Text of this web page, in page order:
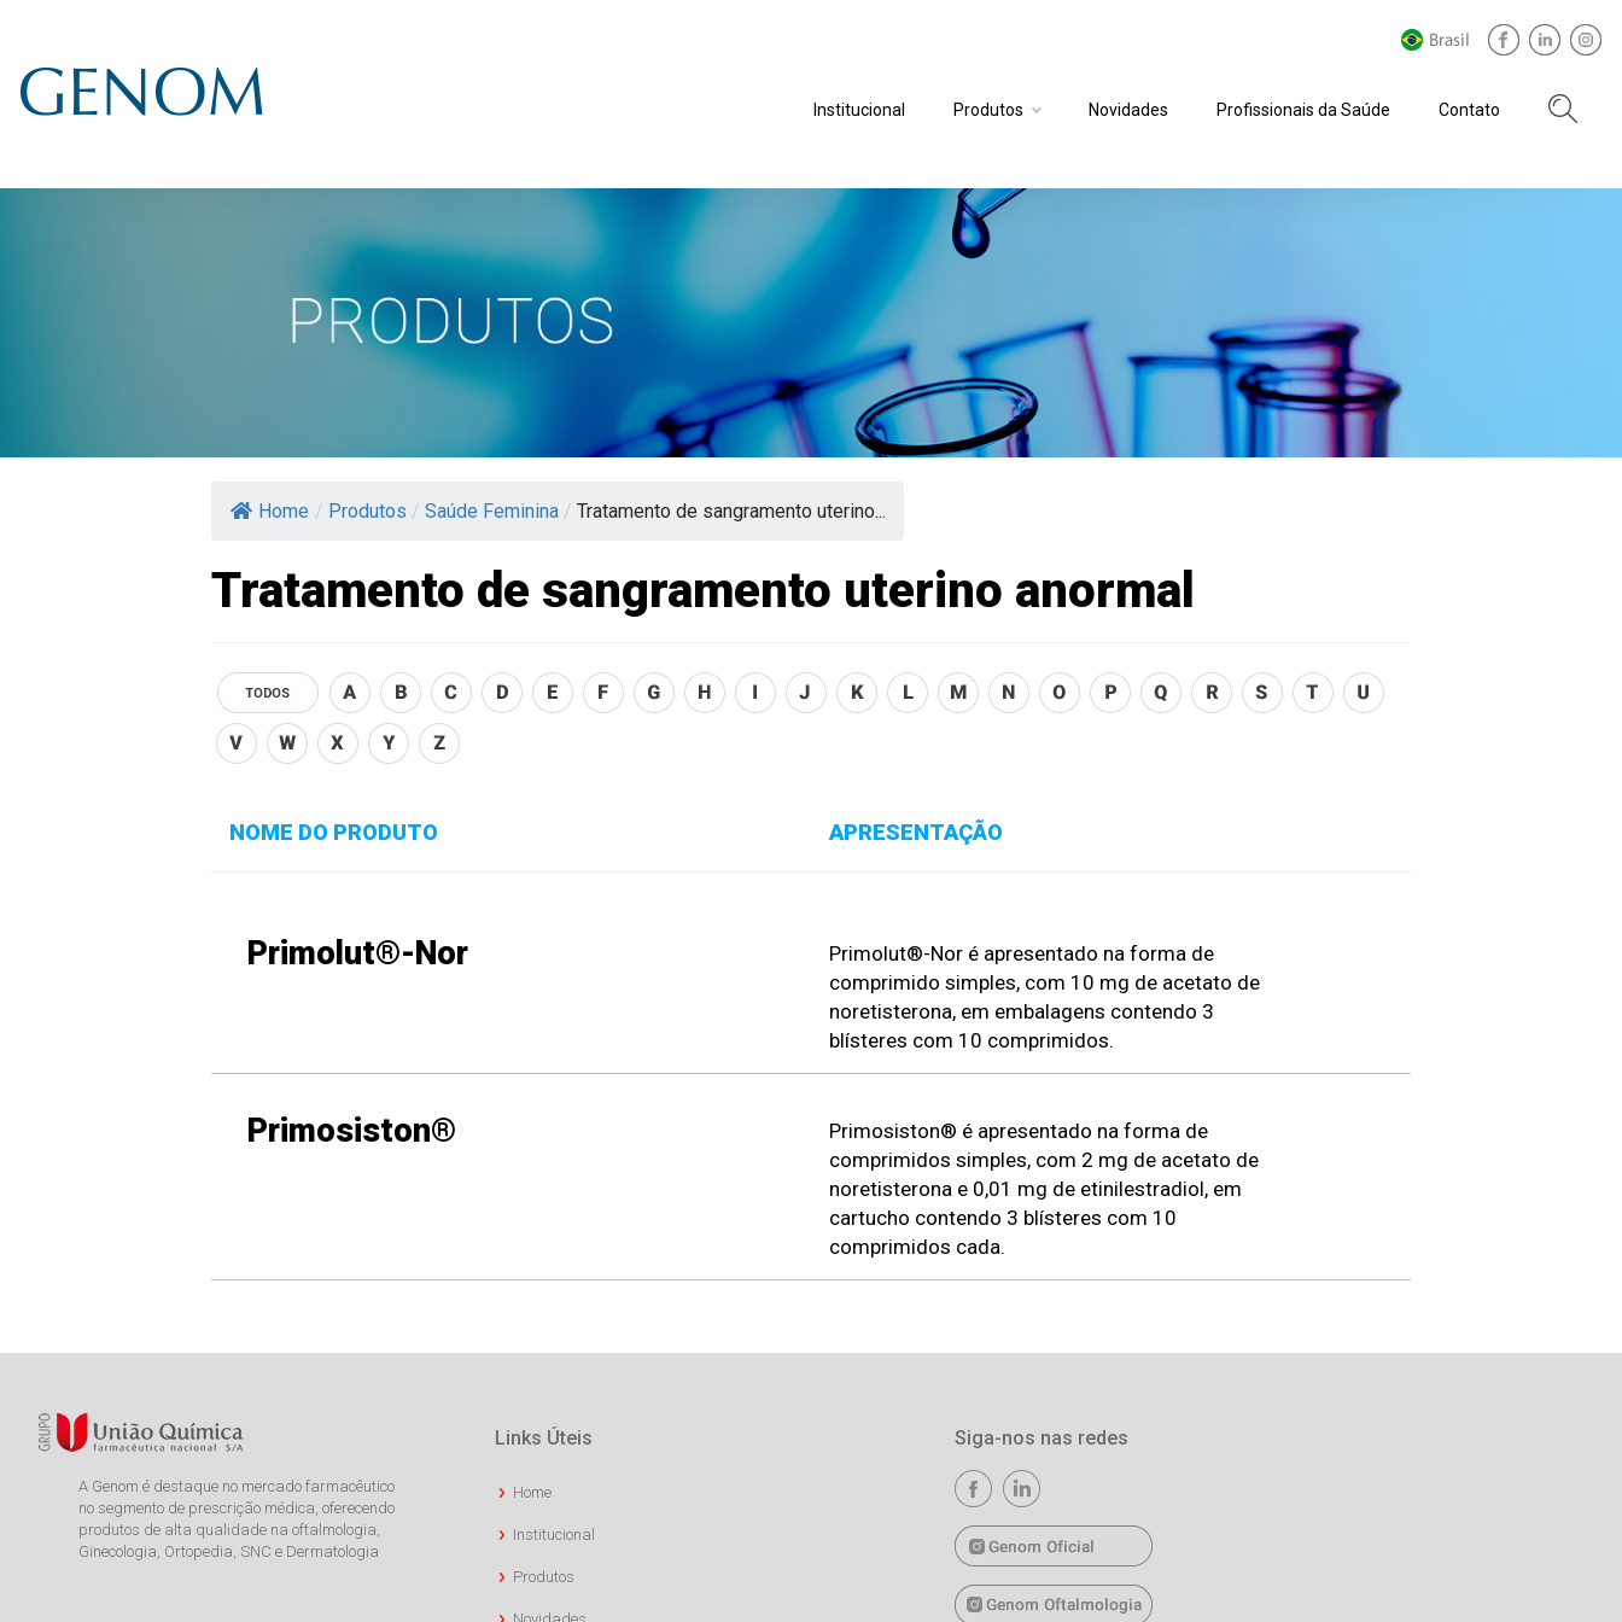
Institucional Produtos Novidades Profissionais da Saúde Contato
Home / Produtos / Saúde Feminina / Tratamento de sangramento uterino...
Tratamento de sangramento uterino anormal
NOME DO PRODUTO APRESENTAÇÃO
Primolut®-Nor
Primolut®-Nor é apresentado na forma de
comprimido simples, com 10 mg de acetato de
noretisterona, em embalagens contendo 3
blísteres com 10 comprimidos.
Primosiston®
Primosiston® é apresentado na forma de
comprimidos simples, com 2 mg de acetato de
noretisterona e 0,01 mg de etinilestradiol, em
cartucho contendo 3 blísteres com 10
comprimidos cada.
A Genom é destaque no mercado farmacêutico
no segmento de prescrição médica, oferecendo
produtos de alta qualidade na oftalmologia,
Ginecologia, Ortopedia, SNC e Dermatologia
Links Úteis
Home
Institucional
Produtos
Siga-nos nas redes